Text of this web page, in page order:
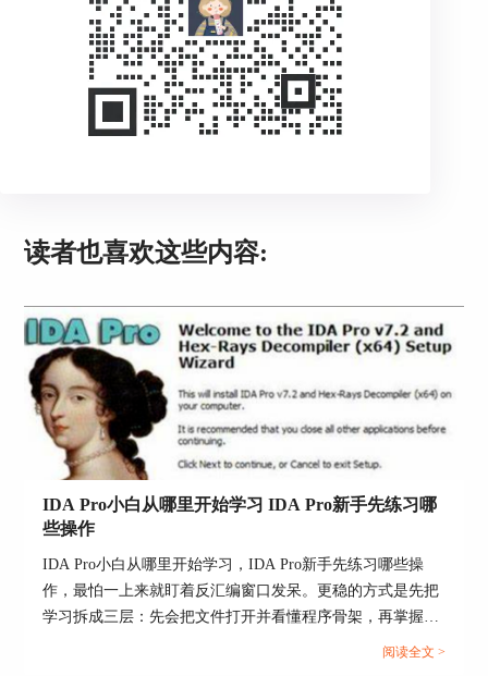
2、要注意函数之间的调用关系。在阅读反编译代
码时，你不仅需要关注当前函数的实现，还需要关
注它调用了哪些其他函数，这些函数又有什么功
编译的代码。
读者也喜欢这些内容:
IDA Pro小白从哪里开始学习 IDA Pro新手先练习哪
些操作
IDA Pro小白从哪里开始学习，IDA Pro新手先练习哪些操
作，最怕一上来就盯着反汇编窗口发呆。更稳的方式是先把
学习拆成三层：先会把文件打开并看懂程序骨架，再掌握定
位关键逻辑的日常手法，最后把分析结论沉淀成可复盘的数
阅读全文 >